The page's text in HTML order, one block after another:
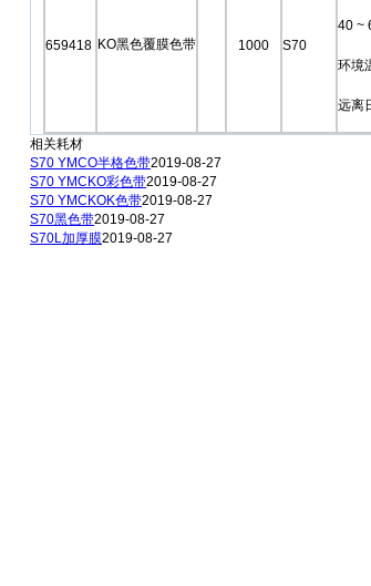
659418 KO黑色覆膜色带 1000 S70
40 ~
环境
远离
相关耗材
S70 YMCO半格色带2019-08-27
S70 YMCKO彩色带2019-08-27
S70 YMCKOK色带2019-08-27
S70黑色带2019-08-27
S70L加厚膜2019-08-27